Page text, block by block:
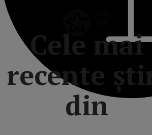
Cele mai
recente
din